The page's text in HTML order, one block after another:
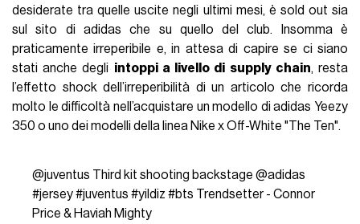
desiderate tra quelle uscite negli ultimi mesi, è sold out sia
sul sito di adidas che su quello del club. Insomma è
praticamente irreperibile e, in attesa di capire se ci siano
stati anche degli intoppi a livello di supply chain, resta
l’effetto shock dell’irreperibilità di un articolo che ricorda
molto le difficoltà nell’acquistare un modello di adidas Yeezy
350 o uno dei modelli della linea Nike x Off-White "The Ten".
@juventus Third kit shooting backstage @adidas
#jersey#juventus #yildiz #bts Trendsetter - Connor
Price & Haviah Mighty